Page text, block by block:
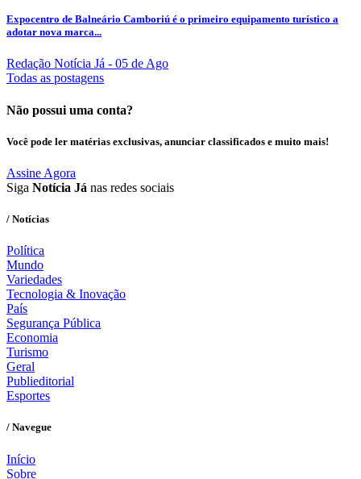
Expocentro de Balneário Camboriú é o primeiro equipamento turístico a
adotar nova marca...
Redação Notícia Já - 05 de Ago
Todas as postagens
Não possui uma conta?
Você pode ler matérias exclusivas, anunciar classificados e muito mais!
Assine Agora
Siga Notícia Já nas redes sociais
/ Notícias
Política
Mundo
Variedades
Tecnologia & Inovação
País
Segurança Pública
Economia
Turismo
Geral
Publieditorial
Esportes
/ Navegue
Início
Sobre